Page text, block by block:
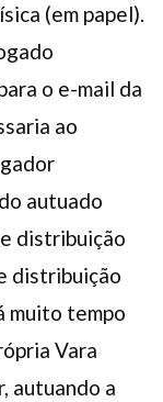
(em papel).
o e-mail da
ao
autuado
distribuição
distribuição
muito tempo
Vara
autuando a